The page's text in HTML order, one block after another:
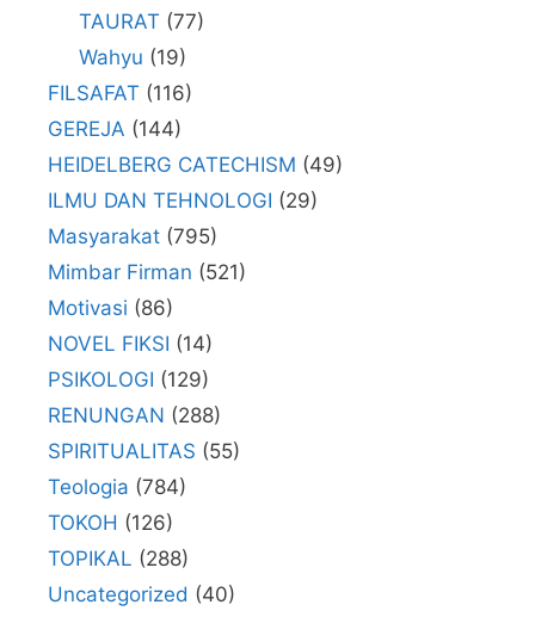
TAURAT (77)
Wahyu (19)
FILSAFAT (116)
GEREJA (144)
HEIDELBERG CATECHISM (49)
ILMU DAN TEHNOLOGI (29)
Masyarakat (795)
Mimbar Firman (521)
Motivasi (86)
NOVEL FIKSI (14)
PSIKOLOGI (129)
RENUNGAN (288)
SPIRITUALITAS (55)
Teologia (784)
TOKOH (126)
TOPIKAL (288)
Uncategorized (40)